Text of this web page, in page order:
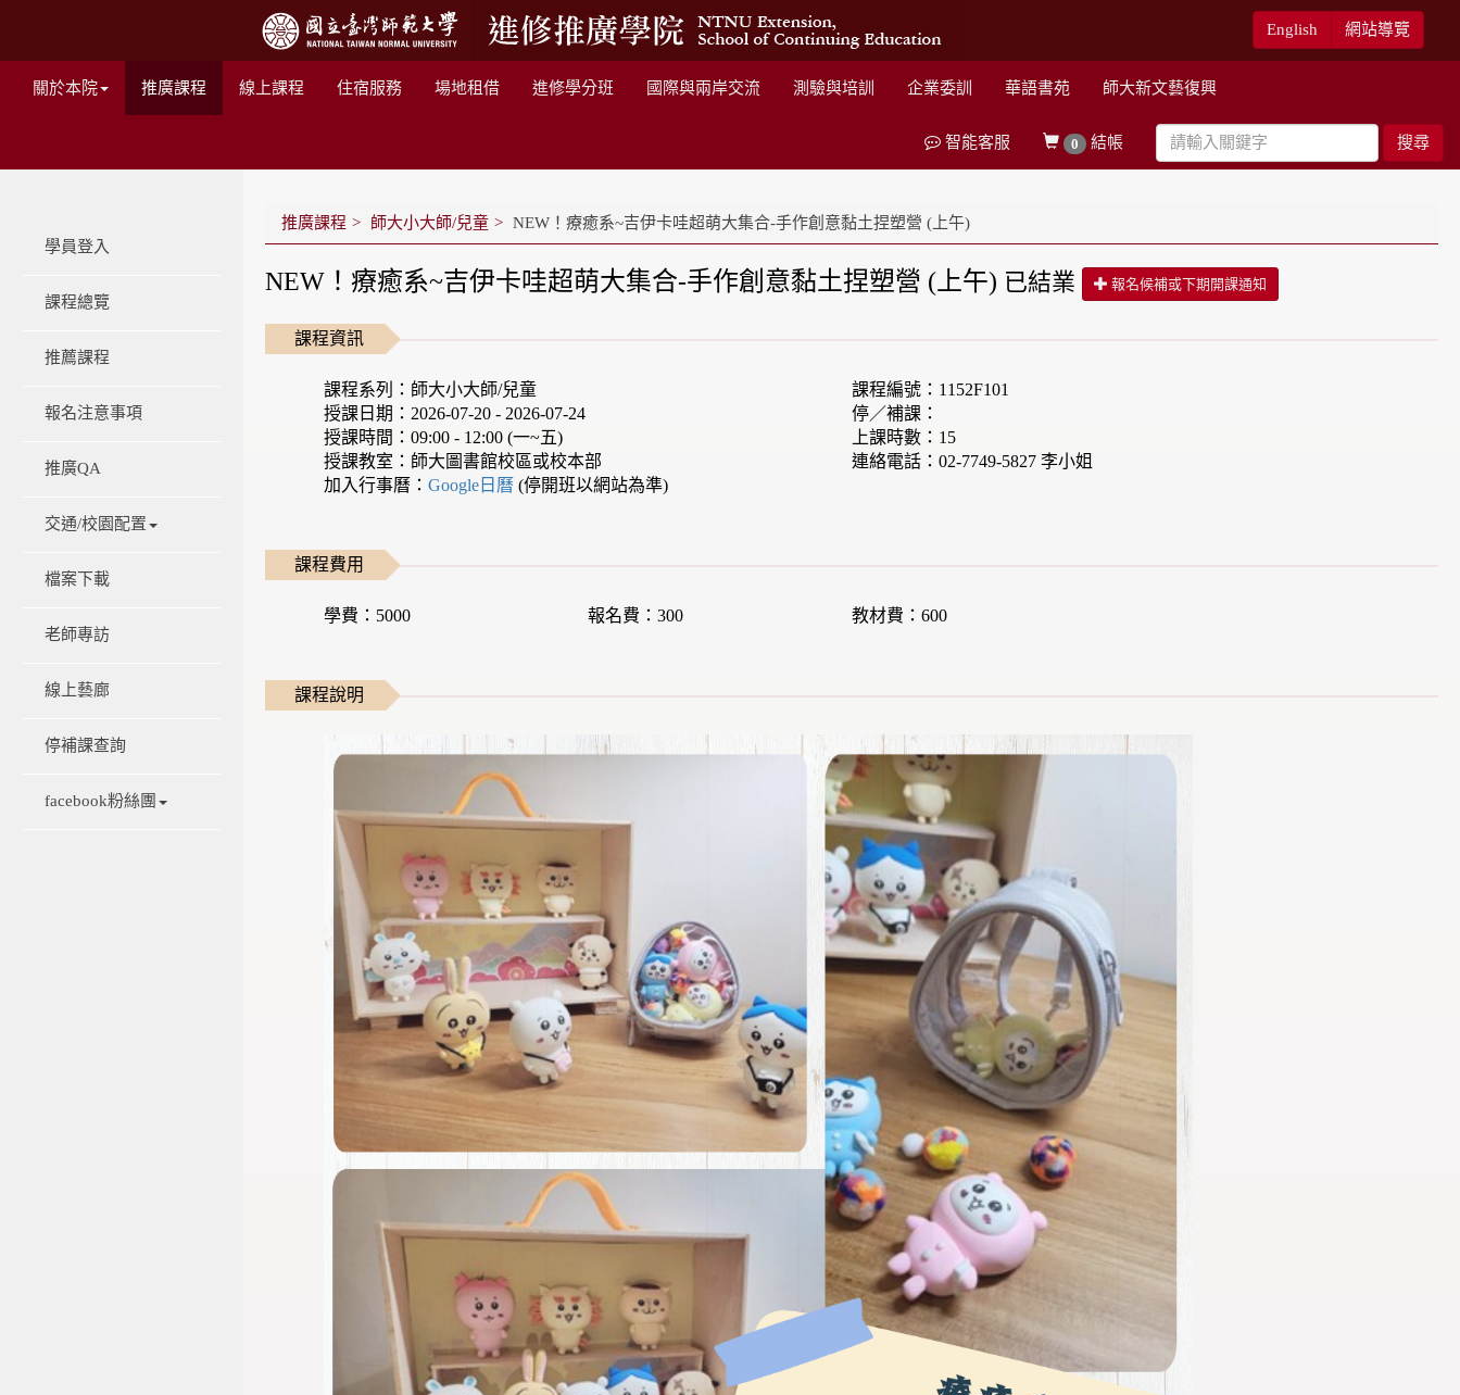
English 網站導覽
關於本院 推廣課程 線上課程 住宿服務 場地租借 進修學分班 國際與兩岸交流 測驗與培訓 企業委訓 華語書苑 師大新文藝復興
搜尋
0 結帳
智能客服
學員登入
課程總覽
推薦課程
報名注意事項
推廣QA
交通/校園配置
檔案下載
老師專訪
線上藝廊
停補課查詢
facebook粉絲團
推廣課程 師大小大師/兒童 NEW！療癒系~吉伊卡哇超萌大集合-手作創意黏土捏塑營 (上午)
NEW！療癒系~吉伊卡哇超萌大集合-手作創意黏土捏塑營 (上午) 已結業 報名候補或下期開課通知
課程資訊
課程系列：師大小大師/兒童
課程編號：1152F101
授課日期：2026-07-20 - 2026-07-24
停／補課：
授課時間：09:00 - 12:00 (一~五)
上課時數：15
授課教室：師大圖書館校區或校本部
連絡電話：02-7749-5827 李小姐
加入行事曆：Google日曆(停開班以網站為準)
課程費用
學費：5000 報名費：300 教材費：600
課程說明